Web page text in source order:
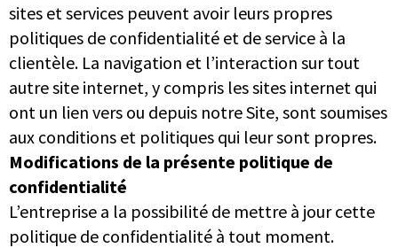
sites et services peuvent avoir leurs propres
politiques de confidentialité et de service à la
clientèle. La navigation et l’interaction sur tout
autre site internet, y compris les sites internet qui
ont un lien vers ou depuis notre Site, sont soumises
aux conditions et politiques qui leur sont propres.
Modifications de la présente politique de
confidentialité
L’entreprise a la possibilité de mettre à jour cette
politique de confidentialité à tout moment.